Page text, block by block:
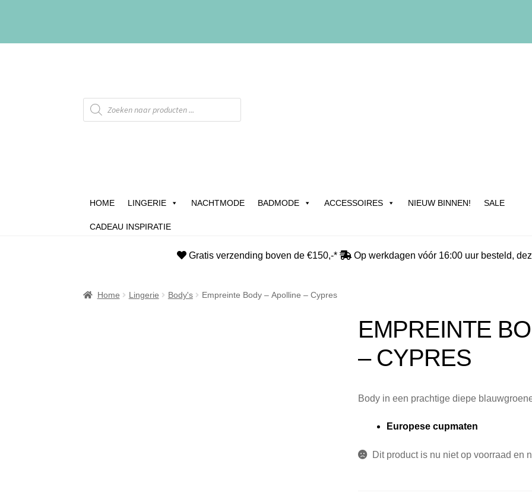
HOME LINGERIE NACHTMODE BADMODE ACCESSOIRES NIEUW BINNEN! SALE
CADEAU INSPIRATIE
Algemene Voorwaarden Bedrijfsgegevens & Contact Betalen Blog Cadeau &
Gratis verzending boven de €150,-* Op werkdagen vóór 16:00 uur besteld,
Home Lingerie Body's Empreinte Body – Apolline – Cypres
EMPREINTE
– CYPRES
Body in een prachtige diepe
Europese cupmaten
Dit product is nu niet op voorraad en